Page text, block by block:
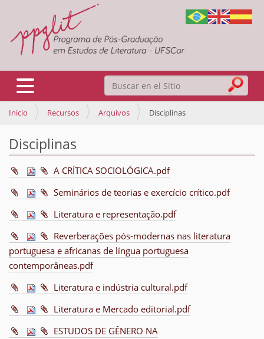
Buscar
Búsqueda Avanzada…
Mostrar/Ocultar navegación
Inicio Recursos Arquivos Disciplinas
Disciplinas
A CRÍTICA SOCIOLÓGICA.pdf
Seminários de teorias e exercício crítico.pdf
Literatura e representação.pdf
Reverberações pós-modernas nas literatura
portuguesa e africanas de língua portuguesa
contemporâneas.pdf
Literatura e indústria cultural.pdf
Literatura e Mercado editorial.pdf
ESTUDOS DE GÊNERO NA